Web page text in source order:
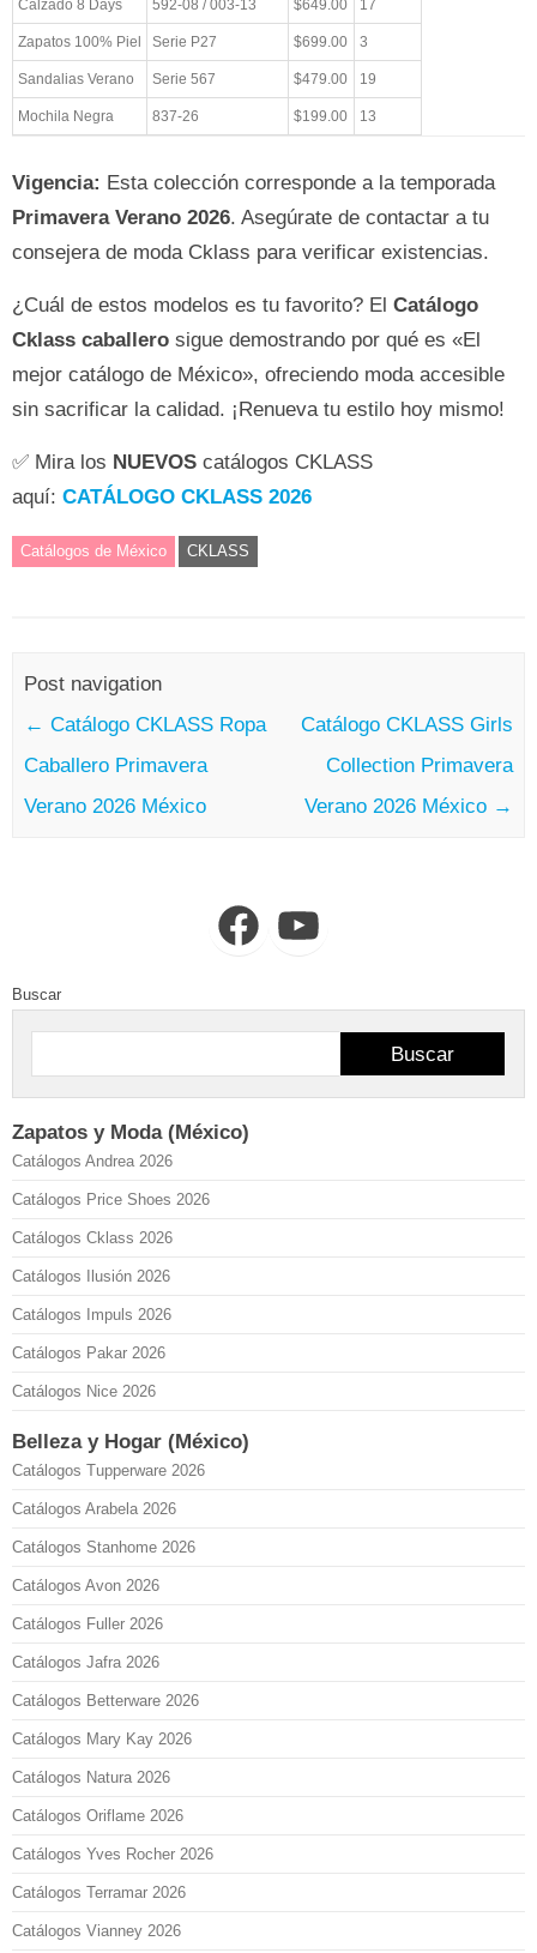
Calzado 8 Days 592-08 / 003-13 $649.00 17
Zapatos 100% Piel Serie P27 $699.00 3
Sandalias Verano Serie 567 $479.00 19
Mochila Negra 837-26 $199.00 13
Vigencia: Esta colección corresponde a la temporada
Primavera Verano 2026. Asegúrate de contactar a tu
consejera de moda Cklass para verificar existencias.
¿Cuál de estos modelos es tu favorito? El Catálogo
Cklass caballero sigue demostrando por qué es «El
mejor catálogo de México», ofreciendo moda accesible
sin sacrificar la calidad. ¡Renueva tu estilo hoy mismo!
✅ Mira los NUEVOS catálogos CKLASS
aquí: CATÁLOGO CKLASS 2026
Catálogos de México CKLASS
Post navigation
← Catálogo CKLASS Ropa
Caballero Primavera
Verano 2026 México
Catálogo CKLASS Girls
Collection Primavera
Verano 2026 México →
FacebookYouTube
Buscar
Buscar
Zapatos y Moda (México)
Catálogos Andrea 2026
Catálogos Price Shoes 2026
Catálogos Cklass 2026
Catálogos Ilusión 2026
Catálogos Impuls 2026
Catálogos Pakar 2026
Catálogos Nice 2026
Belleza y Hogar (México)
Catálogos Tupperware 2026
Catálogos Arabela 2026
Catálogos Stanhome 2026
Catálogos Avon 2026
Catálogos Fuller 2026
Catálogos Jafra 2026
Catálogos Betterware 2026
Catálogos Mary Kay 2026
Catálogos Natura 2026
Catálogos Oriflame 2026
Catálogos Yves Rocher 2026
Catálogos Terramar 2026
Catálogos Vianney 2026